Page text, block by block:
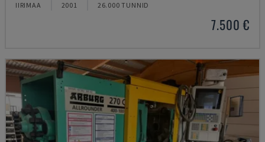
IIRIMAA 2001 26.000 TUNNID
7.500 €